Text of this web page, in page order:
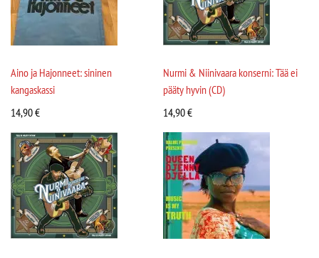
Aino ja Hajonneet: sininen
kangaskassi
14,90€
Nurmi & Niinivaara konserni: Tää ei
pääty hyvin (CD)
14,90€